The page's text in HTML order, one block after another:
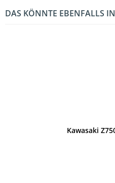
DAS KÖNNTE EBENFALLS
Kawasaki